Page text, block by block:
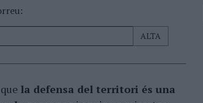
la defensa del territori és una